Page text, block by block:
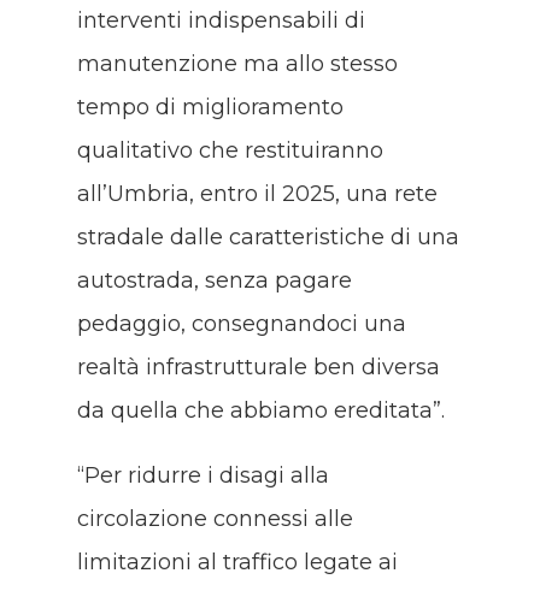
interventi indispensabili di
manutenzione ma allo stesso
tempo di miglioramento
qualitativo che restituiranno
all’Umbria, entro il 2025, una rete
stradale dalle caratteristiche di una
autostrada, senza pagare
pedaggio, consegnandoci una
realtà infrastrutturale ben diversa
da quella che abbiamo ereditata”.
“Per ridurre i disagi alla
circolazione connessi alle
limitazioni al traffico legate ai